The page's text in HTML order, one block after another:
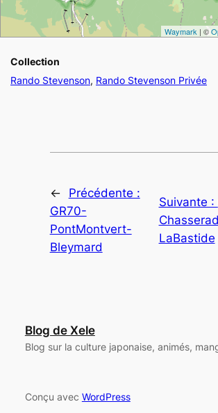
Waymark | ©
Collection
Rando Stevenson, Rando Stevenson Privée
←
Précédente :
GR70-
PontMontvert-
Bleymard
Suivante :
LaBastide
Blog de Xele
Blog sur la culture japonaise, animés,
Conçu avec WordPress